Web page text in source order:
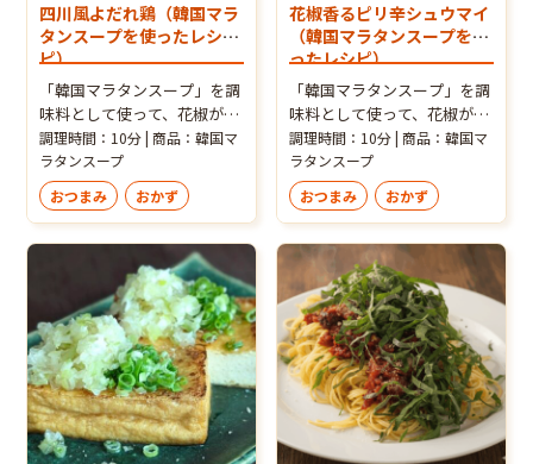
四川風よだれ鶏（韓国マラ
タンスープを使ったレシ
ピ）
「韓国マラタンスープ」を調
味料として使って、花椒が香
る本場感あるピリ辛のよだれ
鶏！韓国マラタンスープに含
まれる香辛料でタレが本格中
華の味わいに。
調理時間：10分 | 商品：韓国マ
ラタンスープ
おつまみ
おかず
花椒香るピリ辛シュウマイ
（韓国マラタンスープを使
ったレシピ）
「韓国マラタンスープ」を調
味料として使って、花椒が香
る、本場感あるピリ辛焼売が
できました！味がしっかりつ
いているのでお弁当にも
Good！
調理時間：10分 | 商品：韓国マ
ラタンスープ
おつまみ
おかず